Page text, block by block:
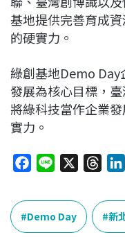
基地提供完善育成
的硬實力。
綠創基地Demo Day
發展為核心目標，
將綠科技當作企業
實力。
c
e
b
n
e
r
e
a
Demo Day 新